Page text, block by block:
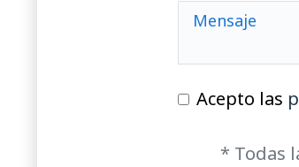
Acepto las
* Todas